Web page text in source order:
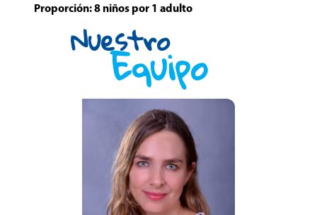
Proporción: 8 niños por 1 adulto
Nuestro
Equipo